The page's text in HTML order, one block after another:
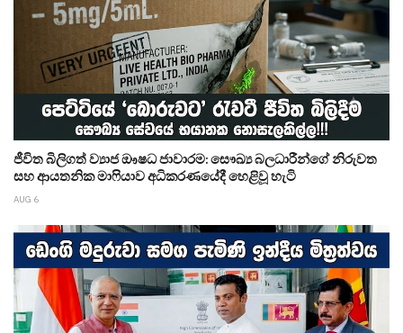
ජීවිත බිලිගත් ව්‍යාජ ඖෂධ ජාවාරම: සෞඛ්‍ය බලධාරීන්ගේ නිරුවත
සහ ආයතනික මාෆියාව අධිකරණයේදී හෙළිවූ හැටි
AUG 6